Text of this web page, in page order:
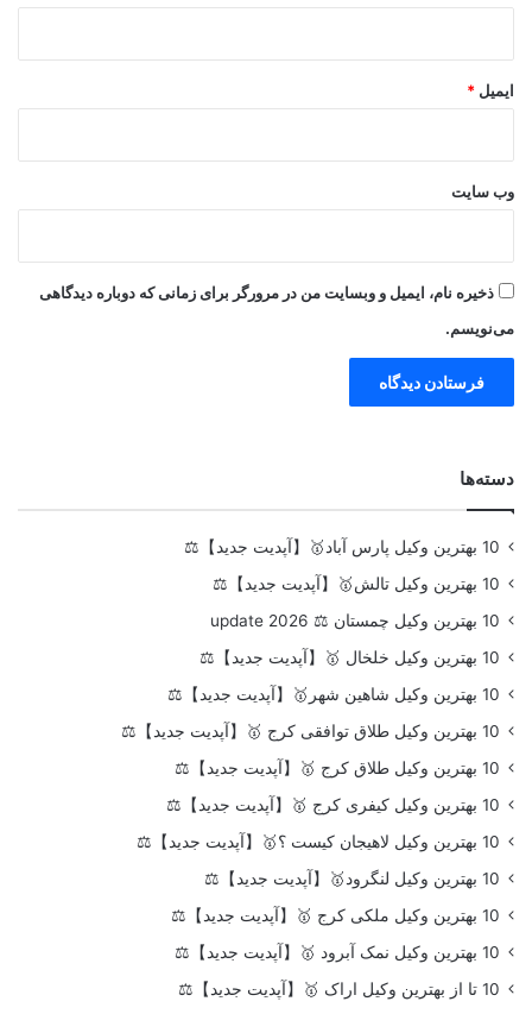
ایمیل *
وب‌ سایت
ذخیره نام، ایمیل و وبسایت من در مرورگر برای زمانی که دوباره دیدگاهی
می‌نویسم.
دسته‌ها
10 بهترین وکیل پارس آباد🥇【آپدیت جدید】⚖️
10 بهترین وکیل تالش🥇【آپدیت جدید】⚖️
10 بهترین وکیل چمستان ⚖️ update 2026
10 بهترین وکیل خلخال 🥇【آپدیت جدید】⚖️
10 بهترین وکیل شاهین شهر🥇【آپدیت جدید】⚖️
10 بهترین وکیل طلاق توافقی کرج 🥇【آپدیت جدید】⚖️
10 بهترین وکیل طلاق کرج 🥇【آپدیت جدید】⚖️
10 بهترین وکیل کیفری کرج 🥇【آپدیت جدید】⚖️
10 بهترین وکیل لاهیجان کیست ؟🥇【آپدیت جدید】⚖️
10 بهترین وکیل لنگرود🥇【آپدیت جدید】⚖️
10 بهترین وکیل ملکی کرج 🥇【آپدیت جدید】⚖️
10 بهترین وکیل نمک آبرود 🥇【آپدیت جدید】⚖️
10 تا از بهترین وکیل اراک 🥇【آپدیت جدید】⚖️